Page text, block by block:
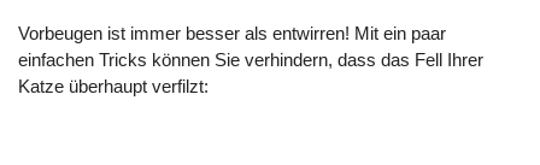
Vorbeugen ist immer besser als entwirren! Mit ein paar
einfachen Tricks können Sie verhindern, dass das Fell Ihrer
Katze überhaupt verfilzt: